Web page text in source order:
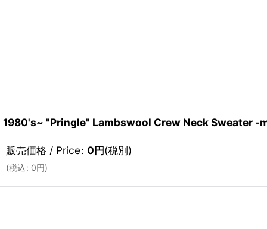
1980's~ "Pringle" Lambswool Crew Neck Sweater
販売価格 / Price: 0円(税別)
(税込: 0円)